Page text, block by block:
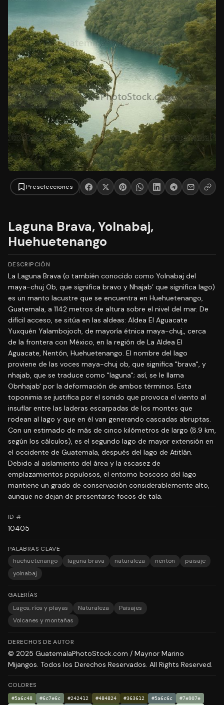
Preselecciones
Laguna Brava, Yolnabaj,
Huehuetenango
DESCRIPCIÓN
La Laguna Brava (o también conocido como Yolnabaj del
maya-chuj Ob, que significa bravo y Nhajab’ que significa lago)
es un manto lacustre que se encuentra en Huehuetenango,
Guatemala, a 1142 metros de altura sobre el nivel del mar. De
difícil acceso, se sitúa en las aldeas: Aldea El Aguacate
Yuxquén Yalambojoch, de mayoría étnica maya-chuj,,​ cerca
de la frontera con México, en la región de La Aldea El
Aguacate, Nentón, Huehuetenango. El nombre del lago
proviene de las voces maya-chuj ob, que significa "brava", y
nhajab, que se traduce como "laguna"; así, se le llama
Obnhajab' por la deformación de ambos términos. Esta
toponimia se justifica por el sonido que provoca el viento al
insuflar entre las laderas escarpadas de los montes que
rodean al lago y que en él van generando cascadas abruptas.
Con un estimado de más de cinco kilómetros de largo (8.9 km,
según los cálculos), es el segundo lago de mayor extensión en
el occidente de Guatemala, después del lago de Atitlán.
Debido al aislamiento del área y la escasez de
emplazamientos populosos, el entorno boscoso del lago
mantiene un grado de conservación considerablemente alto,
aunque no dejan de presentarse focos de tala.
ID #
10405
PALABRAS CLAVE
huehuetenango
laguna brava naturaleza nenton
paisaje
yolnabaj
GALERÍAS
Lagos, ríos y playas
Naturaleza
Paisajes
Volcanes y montañas
DERECHOS DE AUTOR
© 2025 GuatemalaPhotoStock.com / Maynor Marino
Mijangos. Todos los Derechos Reservados. All Rights Reserved.
COLORES
#5a6c48 #6c7e6c #242412 #484824 #363612 #5a6c6c
#7e907e